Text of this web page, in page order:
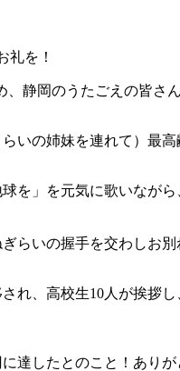
礼を！
静岡のうたごえの皆さ
いの姉妹を連れて）最高
」を元気に歌いなが
らいの握手を交わしお別
れ、高校生10人が挨拶
したとのこと！あり